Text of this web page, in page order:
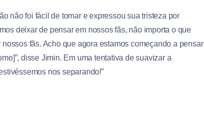
não foi fácil de tomar e expressou sua tristeza por
deixar de pensar em nossos fãs, não importa o que
fãs. Acho que agora estamos começando a pensar
disse Jimin. Em uma tentativa de suavizar a
nos separando!”